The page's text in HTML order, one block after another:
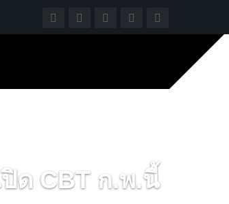
ด CBT ก.พ.นี้